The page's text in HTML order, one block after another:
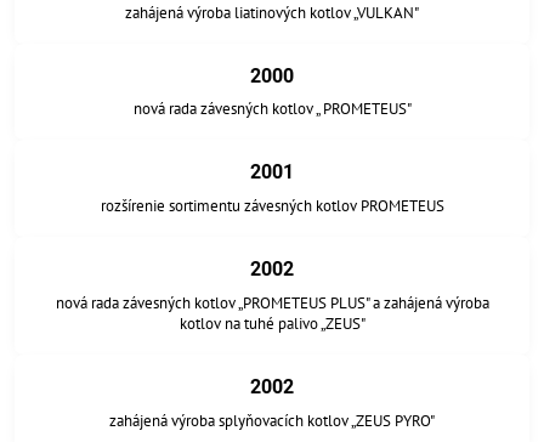
zahájená výroba liatinových kotlov „VULKAN"
2000
nová rada závesných kotlov „ PROMETEUS"
2001
rozšírenie sortimentu závesných kotlov PROMETEUS
2002
nová rada závesných kotlov „PROMETEUS PLUS" a zahájená výroba
kotlov na tuhé palivo „ZEUS"
2002
zahájená výroba splyňovacích kotlov „ZEUS PYRO"